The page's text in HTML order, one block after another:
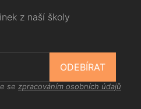
z naší školy
ODEBÍRAT
se zpracováním osobních údajů